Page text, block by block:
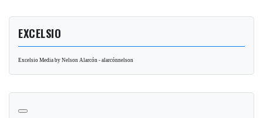
EXCELSIO
Excelsio Media by Nelson Alarcón - alarcónnelson